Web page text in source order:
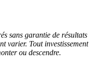
sans garantie de résultats
varier. Tout investissement
ou descendre.